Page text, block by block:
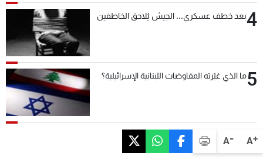
A+
A-
4بعد خطف عسكري... الجيش يُلاحق الخاطفين
5ما الذي غيّرته المفاوضات اللبنانية الإسرائيلية؟